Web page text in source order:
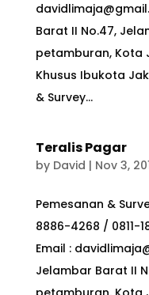
Barat II No.47,
petamburan, Kota
Khusus Ibukota
& Survey...
Teralis Pagar
by David | Nov 3,
Pemesanan &
8886-4268 / 0811-
Email :
Jelambar Barat II